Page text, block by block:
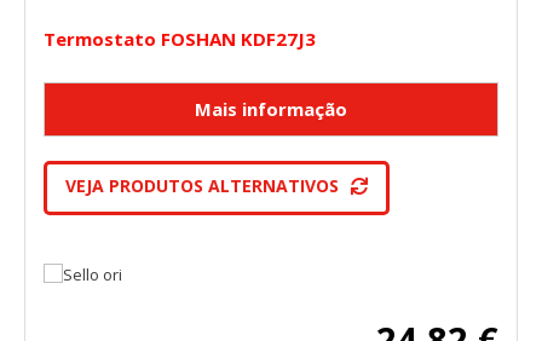
Termostato FOSHAN KDF27J3
VEJA PRODUTOS ALTERNATIVOS